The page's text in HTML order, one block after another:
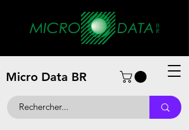
Micro Data BR